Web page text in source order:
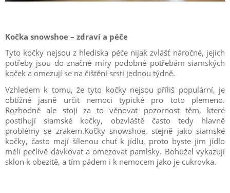
Kočka snowshoe – zdraví a péče
Tyto kočky nejsou z hlediska péče nijak zvlášť náročné, jejich
potřeby jsou do značné míry podobné potřebám siamských
koček a omezují se na čištění srsti jednou týdně.
Vzhledem k tomu, že tyto kočky nejsou příliš populární, je
obtížné jasně určit nemoci typické pro toto plemeno.
Rozhodně ale stojí za to věnovat pozornost těm, které
postihují siamské kočky, obzvláště často tedy hlavně
problémy se zrakem.Kočky snowshoe, stejně jako siamské
kočky, často mají šílenou chuť k jídlu, proto byste jim jídlo
měli pečlivě dávkovat a omezovat pamlsky. Bohužel vykazují
sklon k obezitě, a tím pádem i k nemocem jako je cukrovka.